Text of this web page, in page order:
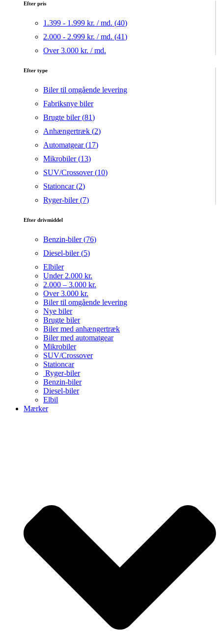
Efter pris
1.399 - 1.999 kr. / md. (40)
2.000 - 2.999 kr. / md. (41)
Over 3.000 kr. / md.
Efter type
Biler til omgående levering
Fabriksnye biler
Brugte biler (81)
Anhængertræk (2)
Automatgear (17)
Mikrobiler (13)
SUV/Crossover (10)
Stationcar (2)
Ryger-biler (7)
Efter drivmiddel
Benzin-biler (76)
Diesel-biler (5)
Elbiler
Under 2.000 kr.
2.000 – 3.000 kr.
Over 3.000 kr.
Biler til omgående levering
Nye biler
Brugte biler
Biler med anhængertræk
Biler med automatgear
Mikrobiler
SUV/Crossover
Stationcar
Ryger-biler
Benzin-biler
Diesel-biler
Elbil
Mærker